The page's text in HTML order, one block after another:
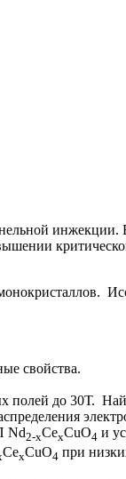
инжекции. В
свойства.
полей до 30Т.
Nd2-xСехCuO4 и
СехCuO4 при